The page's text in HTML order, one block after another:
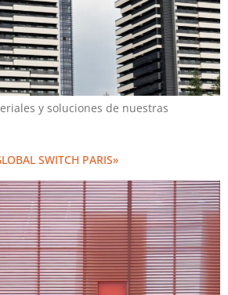
y soluciones de nuestras
SWITCH PARIS»